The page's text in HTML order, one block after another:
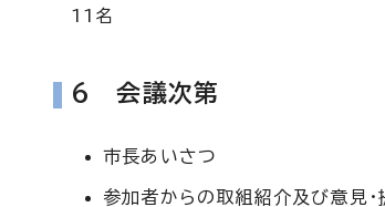
11名
6 会議次第
市長あいさつ
参加者からの取組紹介及び意見・